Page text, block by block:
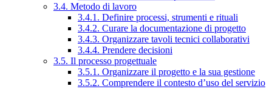
3.4. Metodo di lavoro
3.4.1. Definire processi, strumenti e rituali
3.4.2. Curare la documentazione di progetto
3.4.3. Organizzare tavoli tecnici collaborativi
3.4.4. Prendere decisioni
3.5. Il processo progettuale
3.5.1. Organizzare il progetto e la sua gestione
3.5.2. Comprendere il contesto d’uso del servizio